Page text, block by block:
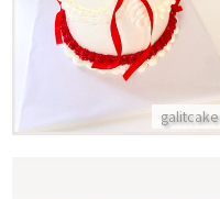
galitcake
התקשר/י